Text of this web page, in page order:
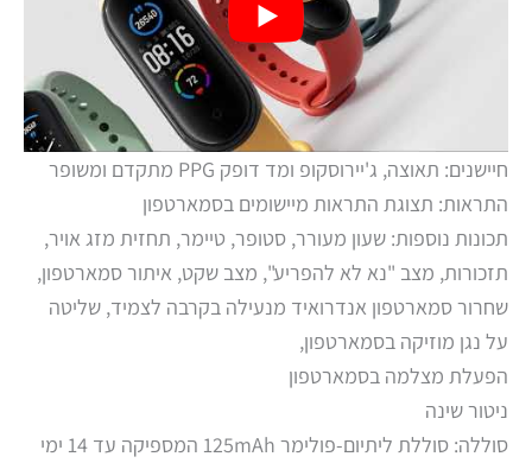
חיישנים: תאוצה, ג'יירוסקופ ומד דופק PPG מתקדם ומשופר
התראות: תצוגת התראות מיישומים בסמארטפון
תכונות נוספות: שעון מעורר, סטופר, טיימר, תחזית מזג אויר,
תזכורות, מצב "נא לא להפריע", מצב שקט, איתור סמארטפון,
שחרור סמארטפון אנדרואיד מנעילה בקרבה לצמיד, שליטה
על נגן מוזיקה בסמארטפון,
הפעלת מצלמה בסמארטפון
ניטור שינה
סוללה: סוללת ליתיום-פולימר 125mAh המספיקה עד 14 ימי